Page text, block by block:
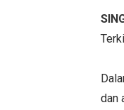
dan